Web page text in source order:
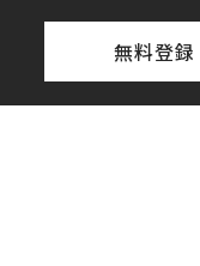
無料登録